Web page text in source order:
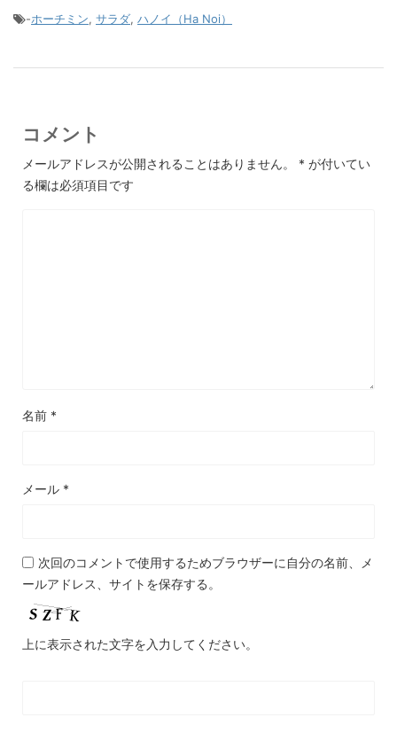
-ホーチミン, サラダ, ハノイ（Ha Noi）
コメント
メールアドレスが公開されることはありません。 * が付いてい
る欄は必須項目です
名前 *
メール *
次回のコメントで使用するためブラウザーに自分の名前、メ
ールアドレス、サイトを保存する。
上に表示された文字を入力してください。